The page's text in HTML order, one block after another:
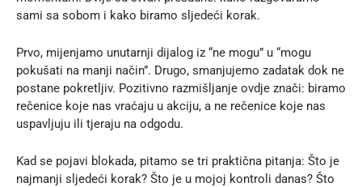
sami sa sobom i kako biramo sljedeći korak.
Prvo, mijenjamo unutarnji dijalog iz “ne mogu” u “mogu
pokušati na manji način”. Drugo, smanjujemo zadatak dok ne
postane pokretljiv. Pozitivno razmišljanje ovdje znači: biramo
rečenice koje nas vraćaju u akciju, a ne rečenice koje nas
uspavljuju ili tjeraju na odgodu.
Kad se pojavi blokada, pitamo se tri praktična pitanja: Što je
najmanji sljedeći korak? Što je u mojoj kontroli danas? Što